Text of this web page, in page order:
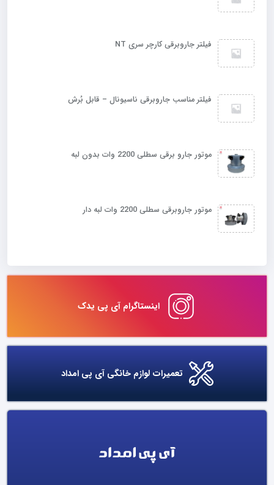
فیلتر جاروبرقی کارچر سری NT
فیلتر مناسب جاروبرقی ناسیونال – قابل بُرش
موتور جارو برقی سطلی 2200 وات بدون لبه
موتور جاروبرقی سطلی 2200 وات لبه دار
اینستاگرام آی پی یدک
تعمیرات لوازم خانگی آی پی امداد